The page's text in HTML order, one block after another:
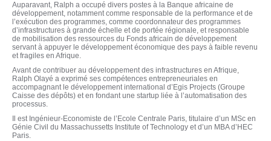
Auparavant, Ralph a occupé divers postes à la Banque africaine de
développement, notamment comme responsable de la performance et de
l’exécution des programmes, comme coordonnateur des programmes
d’infrastructures à grande échelle et de portée régionale, et responsable
de mobilisation des ressources du Fonds africain de développement
servant à appuyer le développement économique des pays à faible revenu
et fragiles en Afrique.
Avant de contribuer au développement des infrastructures en Afrique,
Ralph Olayé a exprimé ses compétences entrepreneuriales en
accompagnant le développement international d’Egis Projects (Groupe
Caisse des dépôts) et en fondant une startup liée à l’automatisation des
processus.
Il est Ingénieur-Economiste de l’Ecole Centrale Paris, titulaire d’un MSc en
Génie Civil du Massachussetts Institute of Technology et d’un MBA d’HEC
Paris.